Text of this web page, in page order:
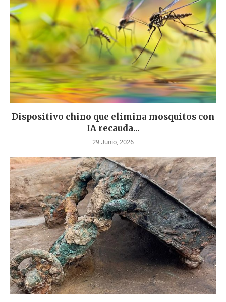
Dispositivo chino que elimina mosquitos con
IA recauda...
29 Junio, 2026